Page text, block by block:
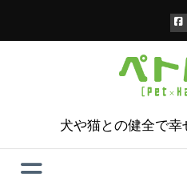
犬や猫との健全で